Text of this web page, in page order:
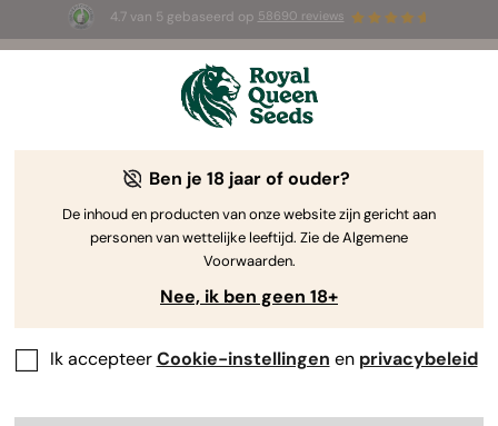
4.7 van 5 gebaseerd op 58690 reviews
3 White Widow Auto zaadjesGRATIS voor de
Ben je 18 jaar of ouder?
De inhoud en producten van onze website zijn gericht aan
personen van wettelijke leeftijd. Zie de Algemene
Voorwaarden.
Nee, ik ben geen 18+
Ik accepteerCookie-instellingen en privacybeleid